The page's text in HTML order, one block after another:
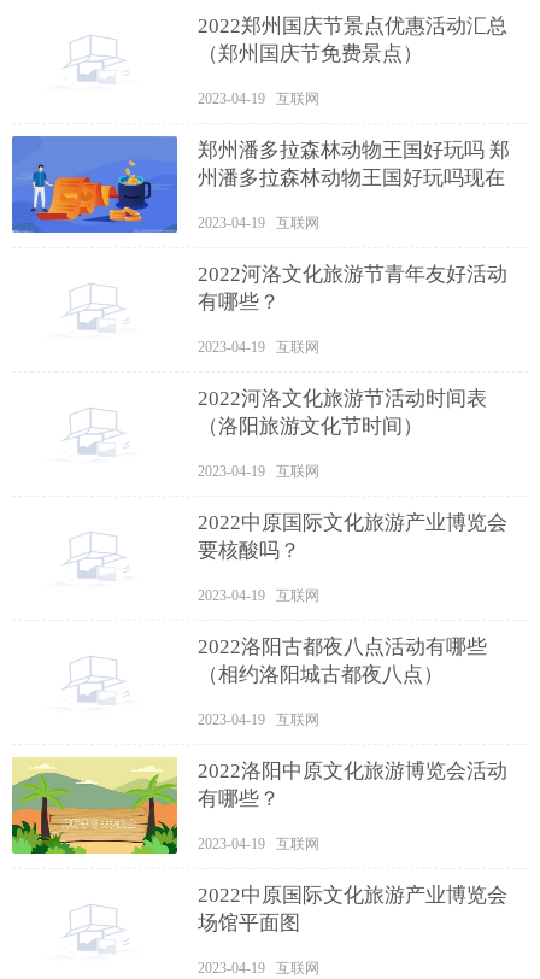
2022郑州国庆节景点优惠活动汇总
（郑州国庆节免费景点）
2023-04-19 互联网
郑州潘多拉森林动物王国好玩吗 郑
州潘多拉森林动物王国好玩吗现在
2023-04-19 互联网
2022河洛文化旅游节青年友好活动
有哪些？
2023-04-19 互联网
2022河洛文化旅游节活动时间表
（洛阳旅游文化节时间）
2023-04-19 互联网
2022中原国际文化旅游产业博览会
要核酸吗？
2023-04-19 互联网
2022洛阳古都夜八点活动有哪些
（相约洛阳城古都夜八点）
2023-04-19 互联网
2022洛阳中原文化旅游博览会活动
有哪些？
2023-04-19 互联网
2022中原国际文化旅游产业博览会
场馆平面图
2023-04-19 互联网